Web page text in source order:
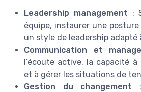
Leadership management :
équipe, instaurer une
un style de leadership
Communication et
l’écoute active, la capacité
et à gérer les situations de
Gestion du changement